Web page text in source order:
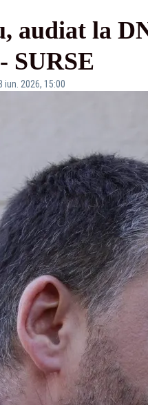
audiat la
SURSE
2026, 15:00